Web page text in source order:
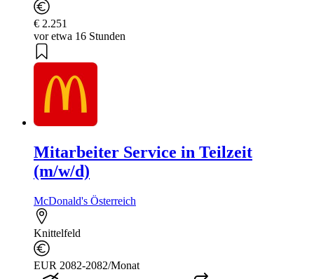
€ 2.251
vor etwa 16 Stunden
Mitarbeiter Service in Teilzeit
(m/w/d)
McDonald's Österreich
Knittelfeld
EUR 2082-2082/Monat